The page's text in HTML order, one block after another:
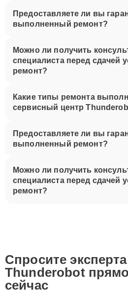
Предоставляете ли вы
выполненный ремонт?
Можно ли получить
специалиста перед сдачей
ремонт?
Какие типы ремонта
сервисный центр
Предоставляете ли вы
выполненный ремонт?
Можно ли получить
специалиста перед сдачей
ремонт?
Спросите эксперта
Thunderobot прямо
сейчас